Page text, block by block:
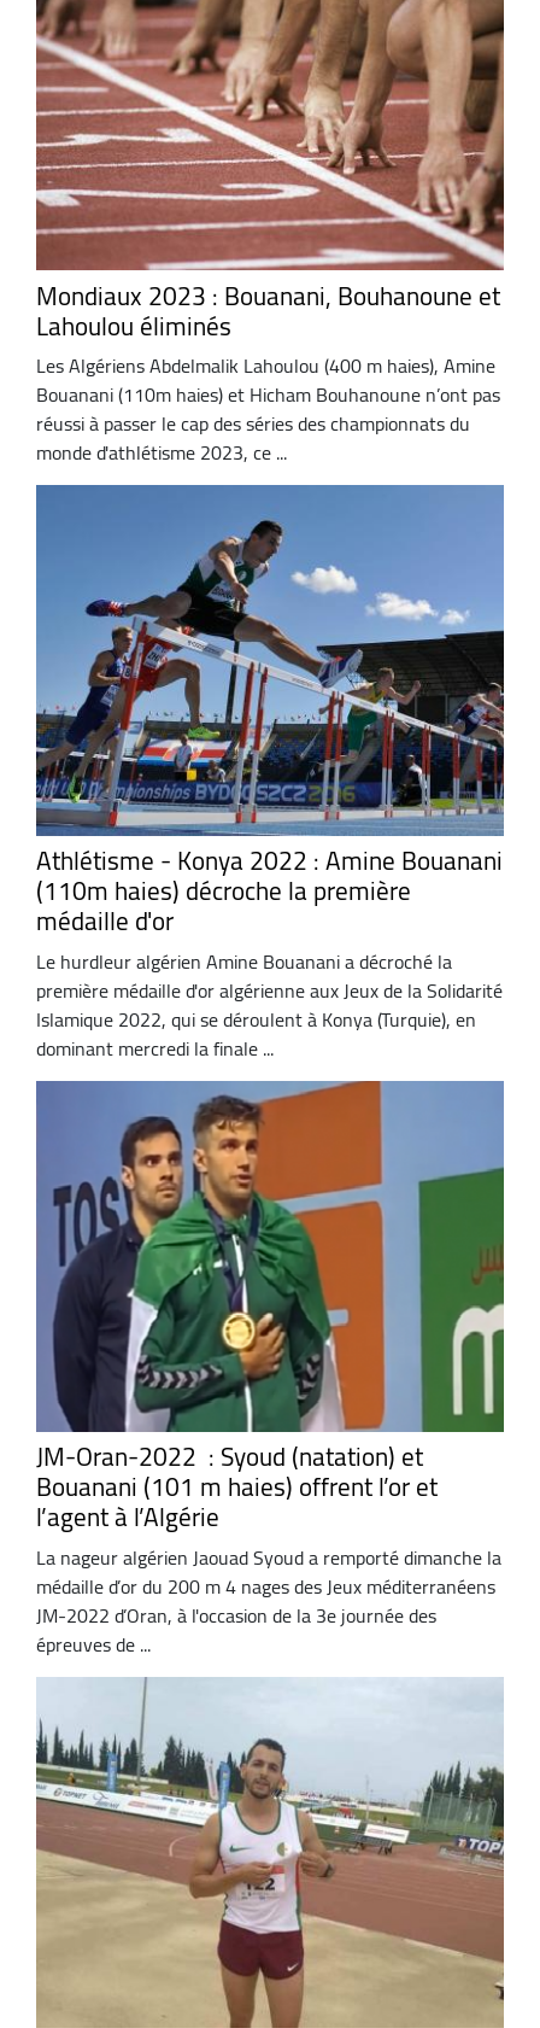
Mondiaux 2023 : Bouanani, Bouhanoune et
Lahoulou éliminés
Les Algériens Abdelmalik Lahoulou (400 m haies), Amine
Bouanani (110m haies) et Hicham Bouhanoune n’ont pas
réussi à passer le cap des séries des championnats du
monde d'athlétisme 2023, ce ...
Athlétisme - Konya 2022 : Amine Bouanani
(110m haies) décroche la première
médaille d'or
Le hurdleur algérien Amine Bouanani a décroché la
première médaille d'or algérienne aux Jeux de la Solidarité
Islamique 2022, qui se déroulent à Konya (Turquie), en
dominant mercredi la finale ...
JM-Oran-2022 : Syoud (natation) et
Bouanani (101 m haies) offrent l’or et
l’agent à l’Algérie
La nageur algérien Jaouad Syoud a remporté dimanche la
médaille d’or du 200 m 4 nages des Jeux méditerranéens
JM-2022 d’Oran, à l'occasion de la 3e journée des
épreuves de ...